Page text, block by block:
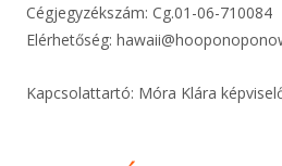
Cégjegyzékszám: Cg.01-06-710084
Elérhetőség:
Kapcsolattartó: Móra Klára